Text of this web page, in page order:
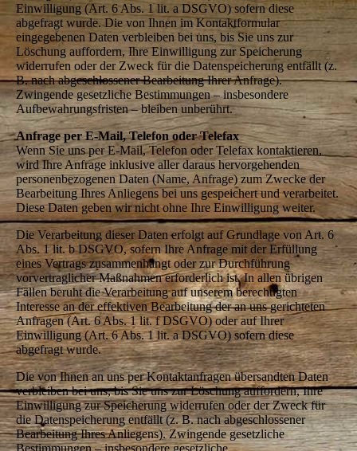
Einwilligung (Art. 6 Abs. 1 lit. a DSGVO) sofern diese
abgefragt wurde. Die von Ihnen im Kontaktformular
eingegebenen Daten verbleiben bei uns, bis Sie uns zur
Löschung auffordern, Ihre Einwilligung zur Speicherung
widerrufen oder der Zweck für die Datenspeicherung entfällt (z.
B. nach abgeschlossener Bearbeitung Ihrer Anfrage).
Zwingende gesetzliche Bestimmungen – insbesondere
Aufbewahrungsfristen – bleiben unberührt.
Anfrage per E-Mail, Telefon oder Telefax
Wenn Sie uns per E-Mail, Telefon oder Telefax kontaktieren,
wird Ihre Anfrage inklusive aller daraus hervorgehenden
personenbezogenen Daten (Name, Anfrage) zum Zwecke der
Bearbeitung Ihres Anliegens bei uns gespeichert und verarbeitet.
Diese Daten geben wir nicht ohne Ihre Einwilligung weiter.
Die Verarbeitung dieser Daten erfolgt auf Grundlage von Art. 6
Abs. 1 lit. b DSGVO, sofern Ihre Anfrage mit der Erfüllung
eines Vertrags zusammenhängt oder zur Durchführung
vorvertraglicher Maßnahmen erforderlich ist. In allen übrigen
Fällen beruht die Verarbeitung auf unserem berechtigten
Interesse an der effektiven Bearbeitung der an uns gerichteten
Anfragen (Art. 6 Abs. 1 lit. f DSGVO) oder auf Ihrer
Einwilligung (Art. 6 Abs. 1 lit. a DSGVO) sofern diese
abgefragt wurde.
Die von Ihnen an uns per Kontaktanfragen übersandten Daten
verbleiben bei uns, bis Sie uns zur Löschung auffordern, Ihre
Einwilligung zur Speicherung widerrufen oder der Zweck für
die Datenspeicherung entfällt (z. B. nach abgeschlossener
Bearbeitung Ihres Anliegens). Zwingende gesetzliche
Bestimmungen – insbesondere gesetzliche